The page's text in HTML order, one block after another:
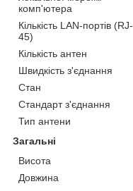
комп'ютера
Кількість LAN-портів (RJ-
45)
Кількість антен
Швидкість з'єднання
Стан
Стандарт з'єднання
Тип антени
Загальні
Висота
Довжина